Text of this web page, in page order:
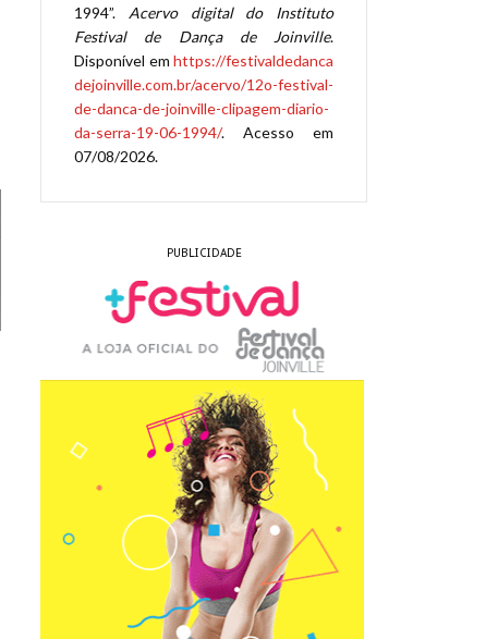
1994”. Acervo digital do Instituto
Festival de Dança de Joinville.
Disponível em https://festivaldedanca
dejoinville.com.br/acervo/12o-festival-
de-danca-de-joinville-clipagem-diario-
da-serra-19-06-1994/. Acesso em
07/08/2026.
PUBLICIDADE